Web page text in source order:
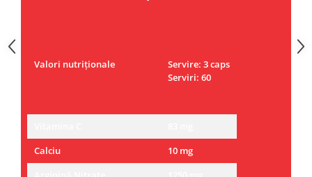
Valori nutriționale
Servire: 3 caps
Serviri: 60
Calciu
10 mg